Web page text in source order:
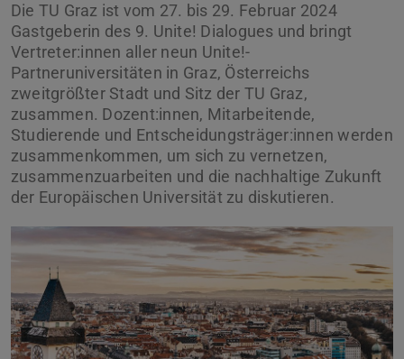
Die TU Graz ist vom 27. bis 29. Februar 2024
Gastgeberin des 9. Unite! Dialogues und bringt
Vertreter:innen aller neun Unite!-
Partneruniversitäten in Graz, Österreichs
zweitgrößter Stadt und Sitz der TU Graz,
zusammen. Dozent:innen, Mitarbeitende,
Studierende und Entscheidungsträger:innen werden
zusammenkommen, um sich zu vernetzen,
zusammenzuarbeiten und die nachhaltige Zukunft
der Europäischen Universität zu diskutieren.